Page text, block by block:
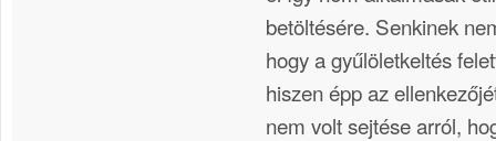
betöltésére. Senkinek
hogy a gyűlöletkeltés
hiszen épp az
nem volt sejtése arról,